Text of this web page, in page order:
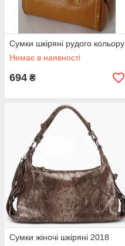
Сумки шкіряні рудого кольору
Немає в наявності
694 ₴
Сумки жіночі шкіряні 2018